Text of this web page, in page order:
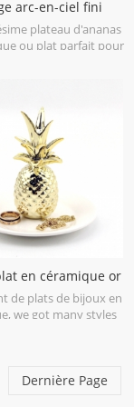
arc-en-ciel fini
en céramique
plateau d'ananas
ou plat parfait pour
ou simplement
comme c'est avec
boîtes d'ananas en
laiton.
en céramique or
bijou
de plats de bijoux en
we got many styles
Dernière Page